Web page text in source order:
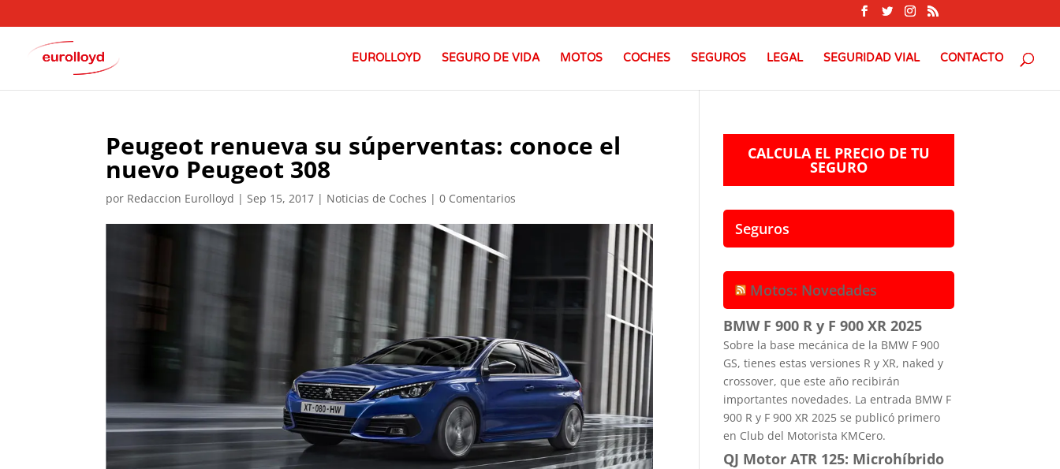
EUROLLOYD SEGURO DE VIDA MOTOS COCHES SEGUROS LEGAL SEGURIDAD VIAL CONTACTO
Peugeot renueva su súperventas: conoce el
nuevo Peugeot 308
por Redaccion Eurolloyd |Sep 15, 2017 | Noticias de Coches |0 Comentarios
CALCULA EL PRECIO DE TU
SEGURO
Seguros
Motos: Novedades
BMW F 900 R y F 900 XR 2025
Sobre la base mecánica de la BMW F 900
GS, tienes estas versiones R y XR, naked y
crossover, que este año recibirán
importantes novedades. La entrada BMW F
900 R y F 900 XR 2025 se publicó primero
en Club del Motorista KMCero.
QJ Motor ATR 125: Microhíbrido